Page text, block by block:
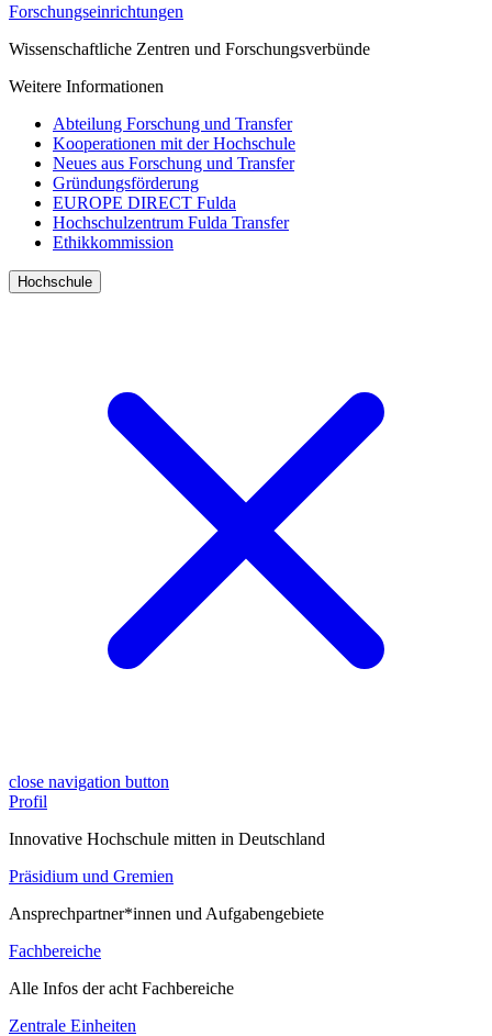
Forschungseinrichtungen
Wissenschaftliche Zentren und Forschungsverbünde
Weitere Informationen
Abteilung Forschung und Transfer
Kooperationen mit der Hochschule
Neues aus Forschung und Transfer
Gründungsförderung
EUROPE DIRECT Fulda
Hochschulzentrum Fulda Transfer
Ethikkommission
Hochschule
close navigation button
Profil
Innovative Hochschule mitten in Deutschland
Präsidium und Gremien
Ansprechpartner*innen und Aufgabengebiete
Fachbereiche
Alle Infos der acht Fachbereiche
Zentrale Einheiten